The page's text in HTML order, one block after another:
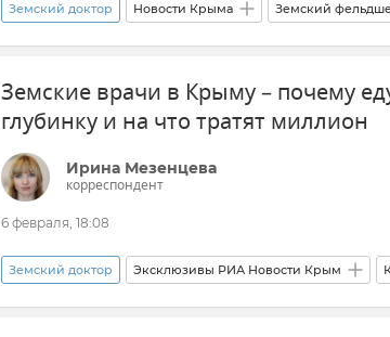
Земский доктор Новости Крыма Земский
Минздрав Крыма Здравоохранение в Крыму и
Здравоохранение в России
Земские врачи в Крыму – почему
глубинку и на что тратят миллион
Ирина Мезенцева
корреспондент
6 февраля, 18:08
Земский доктор Эксклюзивы РИА Новости Крым
Земский фельдшер Общество